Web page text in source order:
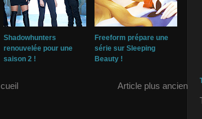
Shadowhunters
renouvelée pour une
saison 2 !
Freeform prépare une
série sur Sleeping
Beauty !
Article plus ancien